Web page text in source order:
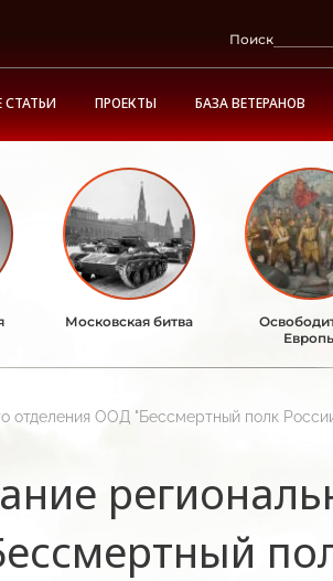
Поиск
СТАТЬИ ПРОЕКТЫ БАЗА ВЕТЕРАНОВ
Московская битва
отделения ООД "Бессмертный полк